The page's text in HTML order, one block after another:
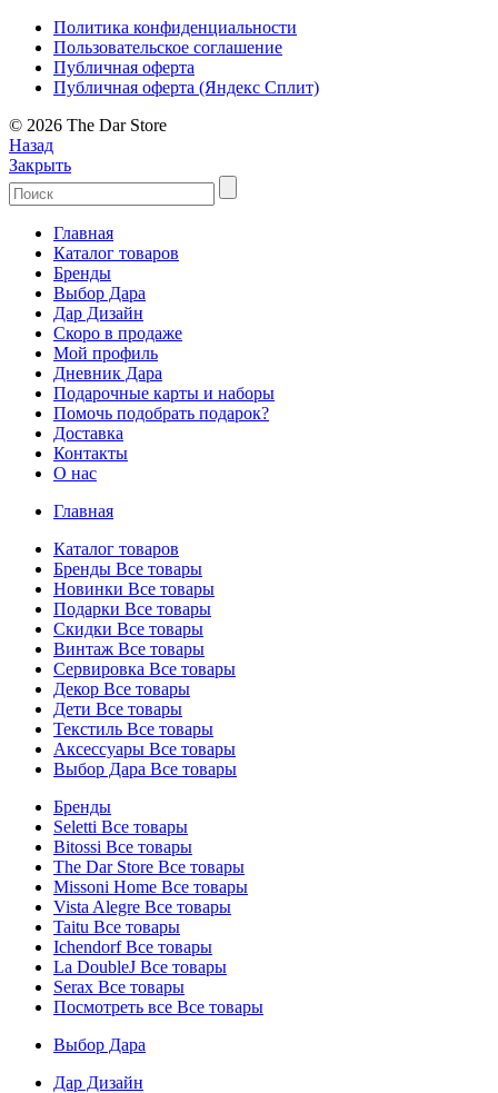
Политика конфиденциальности
Пользовательское соглашение
Публичная оферта
Публичная оферта (Яндекс Сплит)
© 2026 The Dar Store
Назад
Закрыть
Главная
Каталог товаров
Бренды
Выбор Дара
Дар Дизайн
Скоро в продаже
Мой профиль
Дневник Дара
Подарочные карты и наборы
Помочь подобрать подарок?
Доставка
Контакты
О нас
Главная
Каталог товаров
Бренды Все товары
Новинки Все товары
Подарки Все товары
Скидки Все товары
Винтаж Все товары
Сервировка Все товары
Декор Все товары
Дети Все товары
Текстиль Все товары
Аксессуары Все товары
Выбор Дара Все товары
Бренды
Seletti Все товары
Bitossi Все товары
The Dar Store Все товары
Missoni Home Все товары
Vista Alegre Все товары
Taitu Все товары
IchendorfВсе товары
La DoubleJ Все товары
Serax Все товары
Посмотреть все Все товары
Выбор Дара
Дар Дизайн